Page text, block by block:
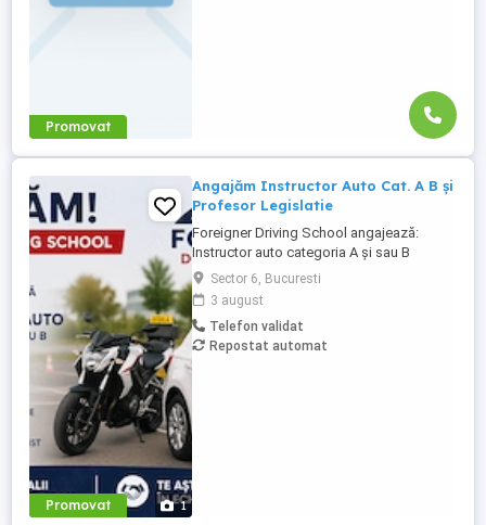
Promovat
Promovat 1
Angajăm Instructor Auto Cat. A B și
Profesor Legislatie
Foreigner Driving School angajează:
Instructor auto categoria A și sau B
Profesor de legislație rutieră Cerințe:
Atestat profesional valabil Seriozitate și
responsabilitate Abilități bune de
comunicare Experiența constituie avantaj
Oferim: Program flexibil Mediu de lucru
Sector 6, Bucuresti
3 august
Telefon validat
Repostat automat